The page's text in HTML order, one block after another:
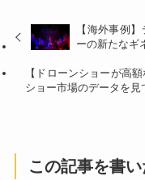
【海外事例
ーの新たなギ
【ドローンショーが高
ショー市場のデータを見
この記事を書い